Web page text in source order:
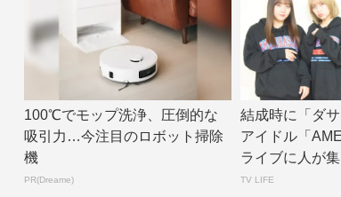
100℃でモップ洗浄、圧倒的な
吸引力…今注目のロボット掃除
機
PR(Dreame)
結成時に「ダ
アイドル「
ライブに人が
経験しな...
TV LIFE